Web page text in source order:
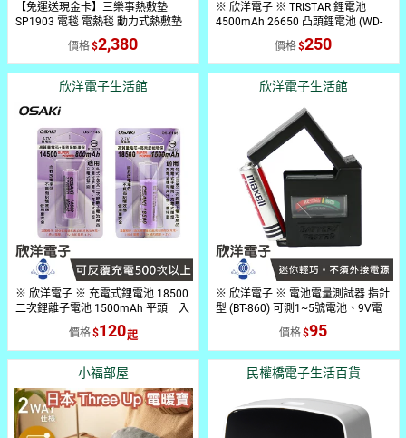
【免運送現金卡】三樂事熱敷墊
SP1903 電毯 電熱毯 動力式熱敷墊
價格
2,380
※ 欣洋電子 ※ TRISTAR 鋰電池
4500mAh 26650 凸頭鋰電池 (WD-
8126) 適用LED充電手電筒 電子材料
價格 250
欣洋電子生活館
※ 欣洋電子 ※ 充電式鋰電池 18500
二次鋰離子電池 1500mAh 平頭一入
(OS-Y185) ｜14500二次鋰離子電池
800mAh 凸頭一入 (OS-Y145) 適用
充電式手電筒 頭燈 隨身果汁機 攪拌
價格 120
欣洋電子生活館
※ 欣洋電子 ※ 電池電量測試器 指針
型 (BT-860) 可測1~5號電池、9V電
價格 95
小福部屋 民權橋電子生活百貨